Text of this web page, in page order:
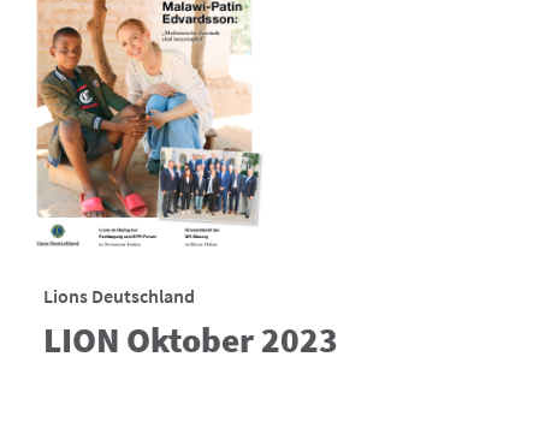
Lions Deutschland
LION Oktober 2023